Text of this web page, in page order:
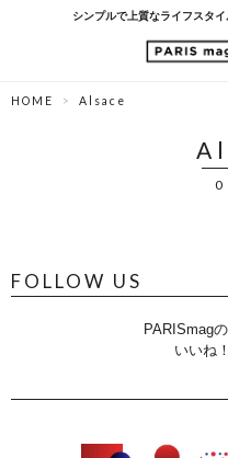
シンプルで上質なライフスタ
HOME Alsace
0
FOLLOW US
PARISmag
いいね